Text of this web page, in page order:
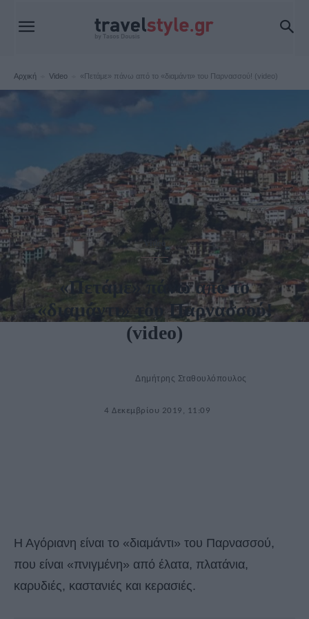
Αρχική Video «Πετάμε» πάνω από το «διαμάντι» του Παρνασσού! (video)
Video
«Πετάμε» πάνω από το
«διαμάντι» του Παρνασσού!
(video)
Δημήτρης Σταθουλόπουλος
4 Δεκεμβρίου 2019, 11:09
Η Αγόριανη είναι το «διαμάντι» του Παρνασσού,
που είναι «πνιγμένη» από έλατα, πλατάνια,
καρυδιές, καστανιές και κερασιές.